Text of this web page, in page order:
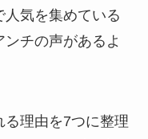
気を集めている
チの声があるよ
理由を7つに整理